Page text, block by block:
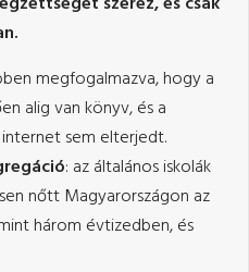
megfogalmazva, hogy a
alig van könyv, és a
sem elterjedt.
: az általános iskolák
nőtt Magyarországon az
három évtizedben, és